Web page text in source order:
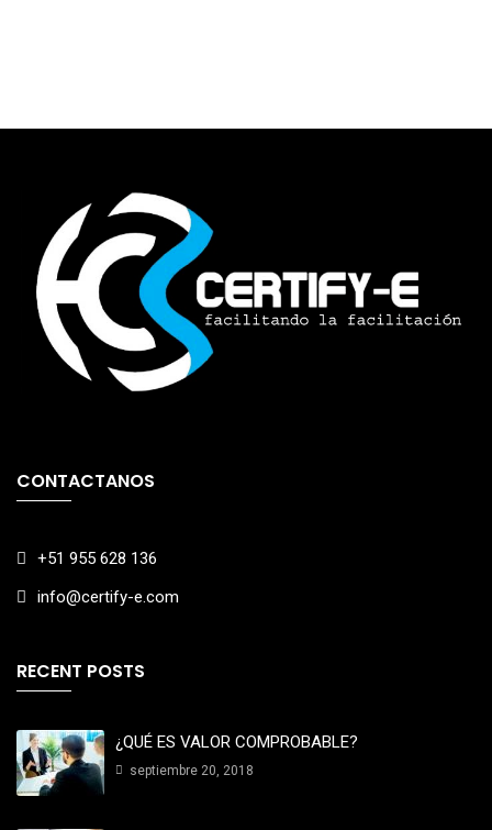
CONTACTANOS
+51 955 628 136
info@certify-e.com
RECENT POSTS
¿QUÉ ES VALOR COMPROBABLE?
septiembre 20, 2018